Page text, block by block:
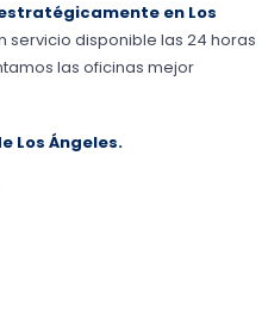
en Los
servicio disponible las 24 horas
las oficinas mejor
Los Ángeles.